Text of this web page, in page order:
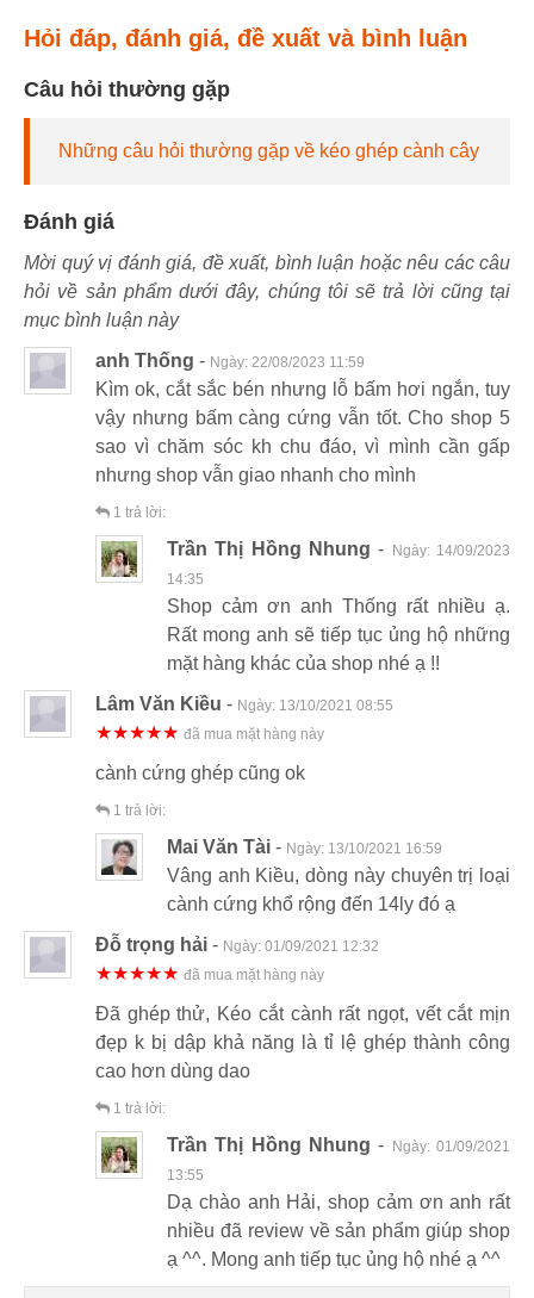
Hỏi đáp, đánh giá, đề xuất và bình luận
Câu hỏi thường gặp
Những câu hỏi thường gặp về kéo ghép cành cây
Đánh giá
Mời quý vị đánh giá, đề xuất, bình luận hoặc nêu các câu
hỏi về sản phẩm dưới đây, chúng tôi sẽ trả lời cũng tại
mục bình luận này
anh Thống - Ngày: 22/08/2023 11:59
Kìm ok, cắt sắc bén nhưng lỗ bấm hơi ngắn, tuy
vậy nhưng bấm càng cứng vẫn tốt. Cho shop 5
sao vì chăm sóc kh chu đáo, vì mình cần gấp
nhưng shop vẫn giao nhanh cho mình
1 trả lời:
Trần Thị Hồng Nhung - Ngày: 14/09/2023
14:35
Shop cảm ơn anh Thống rất nhiều ạ.
Rất mong anh sẽ tiếp tục ủng hộ những
mặt hàng khác của shop nhé ạ !!
Lâm Văn Kiều - Ngày: 13/10/2021 08:55
★★★★★ đã mua mặt hàng này
cành cứng ghép cũng ok
1 trả lời:
Mai Văn Tài - Ngày: 13/10/2021 16:59
Vâng anh Kiều, dòng này chuyên trị loại
cành cứng khổ rộng đến 14ly đó ạ
Đỗ trọng hải - Ngày: 01/09/2021 12:32
★★★★★ đã mua mặt hàng này
Đã ghép thử, Kéo cắt cành rất ngọt, vết cắt mịn
đẹp k bị dập khả năng là tỉ lệ ghép thành công
cao hơn dùng dao
1 trả lời:
Trần Thị Hồng Nhung - Ngày:01/09/2021
13:55
Dạ chào anh Hải, shop cảm ơn anh rất
nhiều đã review về sản phẩm giúp shop
ạ ^^. Mong anh tiếp tục ủng hộ nhé ạ ^^